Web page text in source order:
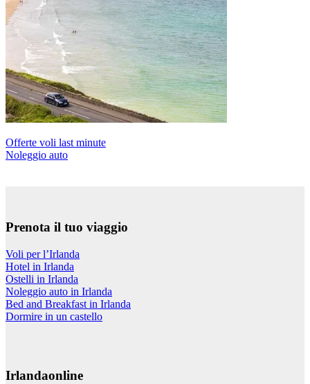
Offerte voli last minute
Noleggio auto
Prenota il tuo viaggio
Voli per l’Irlanda
Hotel in Irlanda
Ostelli in Irlanda
Noleggio auto in Irlanda
Bed and Breakfast in Irlanda
Dormire in un castello
Irlandaonline